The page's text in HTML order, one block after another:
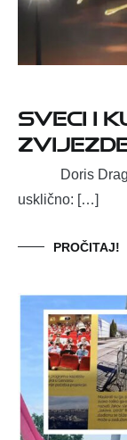
Sveci i
Doris
usklično: […]
PROČITAJ!